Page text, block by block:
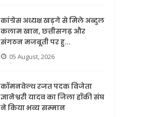
कांग्रेस अध्यक्ष खड़गे से मिले अब्दुल
कलाम खान, छत्तीसगढ़ और
संगठन मजबूती पर हु...
05 August, 2026
कॉमनवेल्थ रजत पदक विजेता
ज्ञानेश्वरी यादव का जिला हॉकी संघ
ने किया भव्य सम्मान